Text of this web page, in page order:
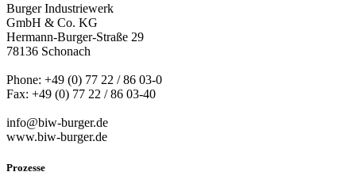
Burger Industriewerk
GmbH & Co. KG
Hermann-Burger-Straße 29
78136 Schonach
Phone: +49 (0) 77 22 / 86 03-0
Fax: +49 (0) 77 22 / 86 03-40
info@biw-burger.de
www.biw-burger.de
Prozesse